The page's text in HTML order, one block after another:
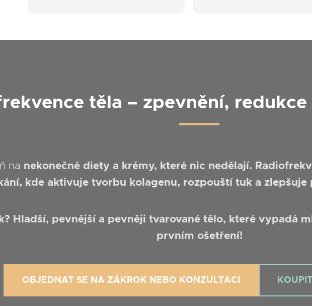
těla – zpevnění,
na nekonečné diety a krémy, které nic nedělají.
kde aktivuje tvorbu kolagenu, rozpouští tuk a zlepšuje
Hladší, pevnější a pevněji tvarované tělo, které vypadá
prvním ošetření!
OBJEDNAT SE NA ZÁKROK NEBO KONZULTACI